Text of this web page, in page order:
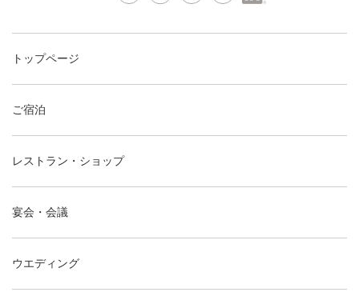
トップページ
ご宿泊
レストラン・ショップ
宴会・会議
ウエディング